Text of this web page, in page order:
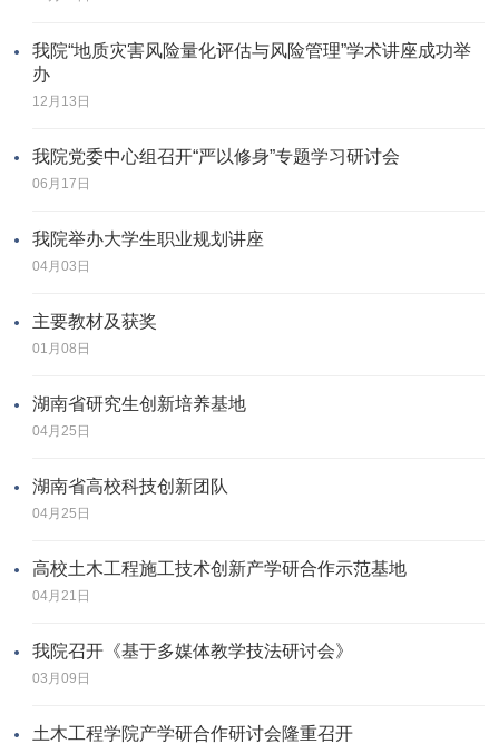
我院“地质灾害风险量化评估与风险管理”学术讲座成功举
办
12月13日
我院党委中心组召开“严以修身”专题学习研讨会
06月17日
我院举办大学生职业规划讲座
04月03日
主要教材及获奖
01月08日
湖南省研究生创新培养基地
04月25日
湖南省高校科技创新团队
04月25日
高校土木工程施工技术创新产学研合作示范基地
04月21日
我院召开《基于多媒体教学技法研讨会》
03月09日
土木工程学院产学研合作研讨会隆重召开